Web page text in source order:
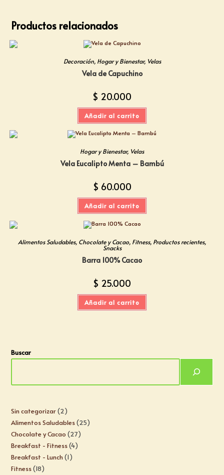
Productos relacionados
Decoración, Hogar y Bienestar, Velas
Vela de Capuchino
$ 20.000
Añadir al carrito
Hogar y Bienestar, Velas
Vela Eucalipto Menta – Bambú
$ 60.000
Añadir al carrito
Alimentos Saludables, Chocolate y Cacao, Fitness, Productos recientes,
Snacks
Barra 100% Cacao
$ 25.000
Añadir al carrito
Buscar
Sin categorizar 2
Alimentos Saludables 25
Chocolate y Cacao 27
Breakfast - Fitness 4
Breakfast - Lunch 1
Fitness 18